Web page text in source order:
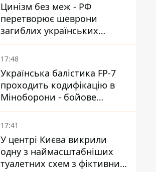
Цинізм без меж - РФ
перетворює шеврони
загиблих українських
захисників на експонати
"музею СВО"
17:48
Українська балістика FP-7
проходить кодифікацію в
Міноборони - бойове
застосування наближається
- Reuters
17:41
У центрі Києва викрили
одну з наймасштабніших
туалетних схем з фіктивним